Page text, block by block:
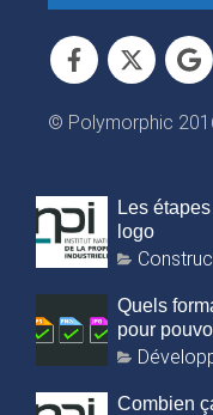
© Polymorphic
Les
logo
Quels
pour
supports ?
Combien